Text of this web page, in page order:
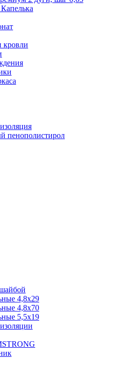
кровли
пенополистирол
4,8х29
4,8х70
5,5х19